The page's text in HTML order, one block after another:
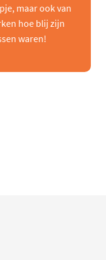
maar ook van
hoe blij zijn
waren!